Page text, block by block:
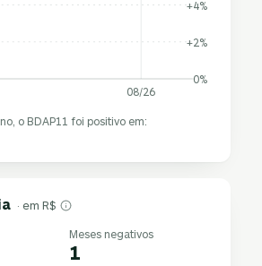
0%
+2%
+4%
08/26
o BDAP11 foi positivo em:
· em R$
Meses negativos
1